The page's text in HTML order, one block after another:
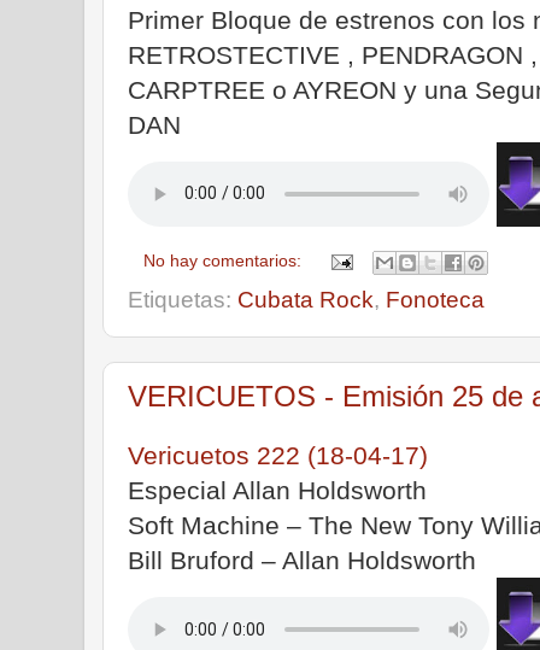
Primer Bloque de estrenos con los
RETROSTECTIVE , PENDRAGON
CARPTREE o AYREON y una
DAN
No hay comentarios:
Etiquetas: Cubata Rock, Fonoteca
VERICUETOS - Emisión 25 de
Vericuetos 222 (18-04-17)
Especial Allan Holdsworth
Soft Machine – The New Tony
Bill Bruford – Allan Holdsworth